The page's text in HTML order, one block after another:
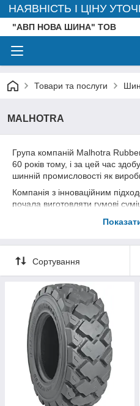
НАЯВНІСТЬ І ЦІНУ
"АВП НОВА ШИНА" ТОВ
Товари та послуги
MALHOTRA
Група компаній Malhotra
60 років тому, і за цей час
шинній промисловості як
Компанія з інноваційним
почала виготовляти гумові
підприємстві відкрилося в
матеріалів, шин і суміжних
автомобілів і техніки.
Завдяки знанням і вмінням
постійно модернізує
дилерську мережу. На
1994 році.
Шини компанії користуються
надійний продукт у всьому
12 разів за останні 15 років.
виробника поставляється
Канада, Великобританія,
ін., а експортні поставки
Сортування